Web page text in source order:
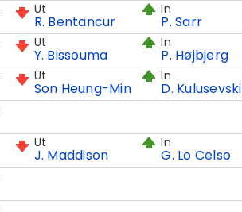
Ut
R. Bentancur
In
P. Sarr
Ut
Y. Bissouma
In
P. Højbjerg
Ut
Son Heung-Min
In
D. Kulusevski
Ut
J. Maddison
In
G. Lo Celso